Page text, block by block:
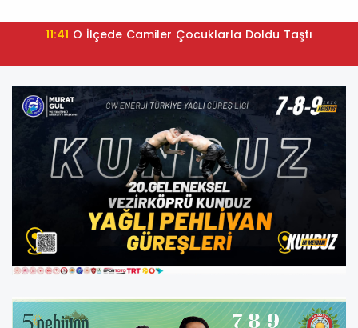
11:41 O İlçede Camiler Çocuklarla Doldu Taştı